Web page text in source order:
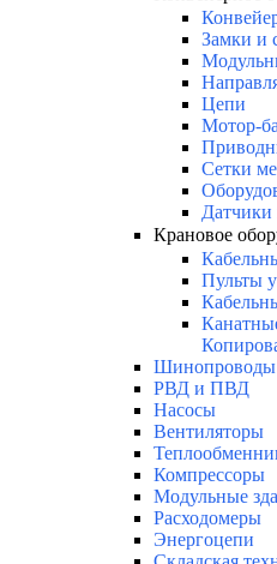
Замки и
Цепи
Мотор-
Сетки
Датчики
Крановое
Пульты
Шинопроводы
РВД и ПВД
Насосы
Вентиляторы
Компрессоры
Модульные
Расходомеры
Энергоцепи